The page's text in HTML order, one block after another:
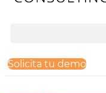
Solicita tu demo